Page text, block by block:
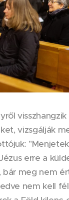
vizsgálják
erre a
meg nem
nem kell